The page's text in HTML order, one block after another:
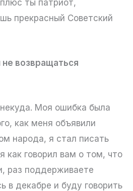
ты патриот,
прекрасный Советский
возвращаться
Моя ошибка была
как меня объявили
народа, я стал писать
как говорил вам о том, что
раз поддерживаете
в декабре и буду говорить